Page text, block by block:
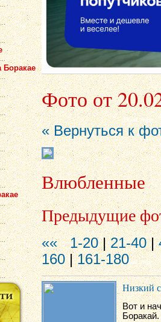
Боракае
Фото от
« Вернуться к
Влюбленные
Предыдущие
«« 1-20|21-40|
160|161-180
Низкий
Вот и
Боракай.